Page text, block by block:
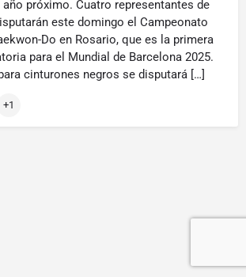
año próximo. Cuatro representantes de
este domingo el Campeonato
Do en Rosario, que es la primera
para el Mundial de Barcelona 2025.
cinturones negros se disputará […]
+1